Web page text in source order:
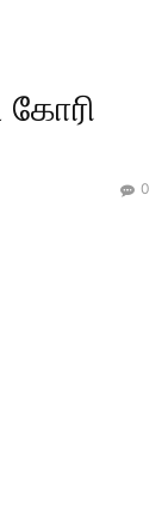
கோரி
0